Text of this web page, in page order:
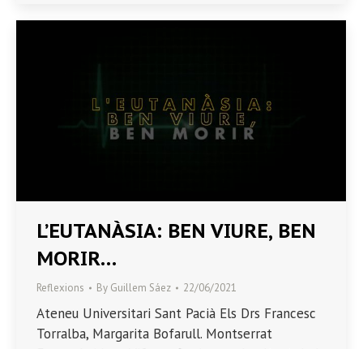
L’EUTANÀSIA: BEN VIURE, BEN
MORIR…
Reflexions By Guillem Sáez 22/06/2021
Ateneu Universitari Sant Pacià Els Drs Francesc
Torralba, Margarita Bofarull. Montserrat